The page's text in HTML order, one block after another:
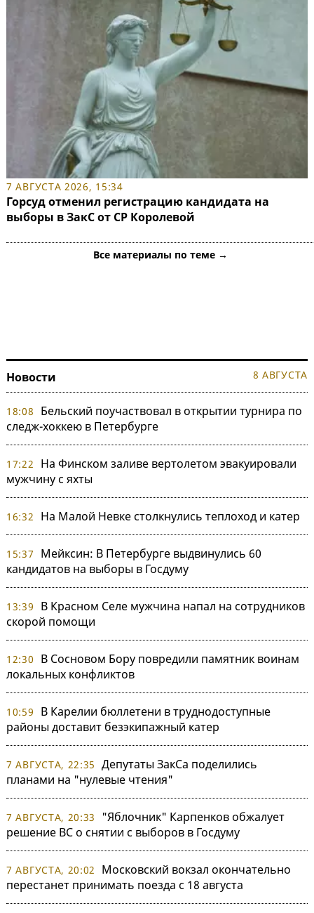
7 АВГУСТА 2026, 15:34
Горсуд отменил регистрацию кандидата на
выборы в ЗакС от СР Королевой
Все материалы по теме →
Новости 8 АВГУСТА
18:08
Бельский поучаствовал в открытии турнира по
следж-хоккею в Петербурге
17:22
На Финском заливе вертолетом эвакуировали
мужчину с яхты
16:32 На Малой Невке столкнулись теплоход и катер
15:37
Мейксин: В Петербурге выдвинулись 60
кандидатов на выборы в Госдуму
13:39
В Красном Селе мужчина напал на сотрудников
скорой помощи
12:30
В Сосновом Бору повредили памятник воинам
локальных конфликтов
10:59
В Карелии бюллетени в труднодоступные
районы доставит безэкипажный катер
7 АВГУСТА, 22:35 Депутаты ЗакСа поделились
планами на "нулевые чтения"
7 АВГУСТА, 20:33
"Яблочник" Карпенков обжалует
решение ВС о снятии с выборов в Госдуму
7 АВГУСТА, 20:02
Московский вокзал окончательно
перестанет принимать поезда с 18 августа